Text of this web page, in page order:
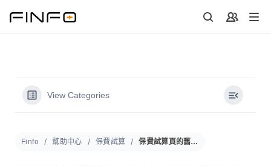
View Categories
Finfo 幫助中心 保費試算 保費試算頁的舊保單區塊操作教學